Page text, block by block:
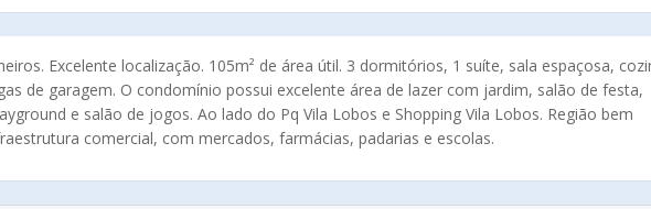
Excelente localização. 105m² de área útil. 3 dormitórios, 1 suíte, sala espaçosa,
de garagem. O condomínio possui excelente área de lazer com jardim, salão de festa,
e salão de jogos. Ao lado do Pq Vila Lobos e Shopping Vila Lobos. Região bem
comercial, com mercados, farmácias, padarias e escolas.